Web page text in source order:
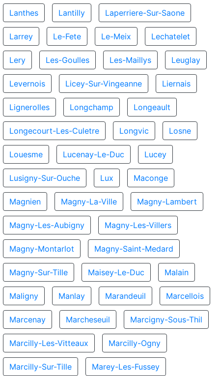
Lanthes Lantilly Laperriere-Sur-Saone
Larrey Le-Fete Le-Meix Lechatelet
Lery Les-Goulles Les-Maillys Leuglay
Levernois Licey-Sur-Vingeanne Liernais
Lignerolles Longchamp Longeault
Longecourt-Les-Culetre Longvic Losne
Louesme Lucenay-Le-Duc Lucey
Lusigny-Sur-Ouche Lux Maconge
Magnien Magny-La-Ville Magny-Lambert
Magny-Les-Aubigny Magny-Les-Villers
Magny-Montarlot Magny-Saint-Medard
Magny-Sur-Tille Maisey-Le-Duc Malain
Maligny Manlay Marandeuil Marcellois
Marcenay Marcheseuil Marcigny-Sous-Thil
Marcilly-Les-Vitteaux Marcilly-Ogny
Marcilly-Sur-Tille Marey-Les-Fussey